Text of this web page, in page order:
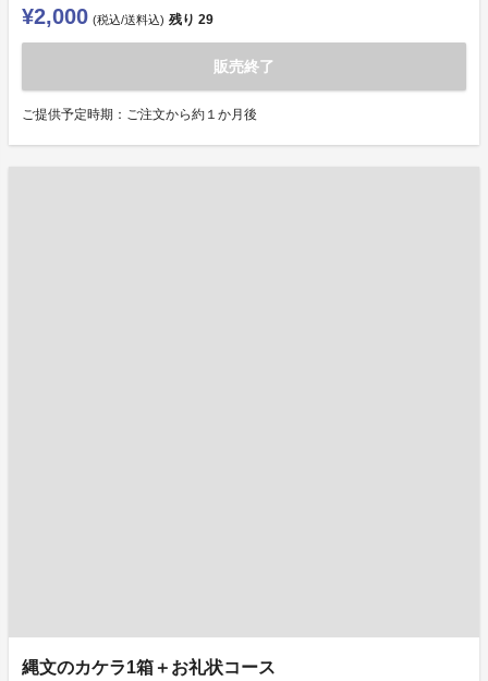
¥2,000 (税込/送料込) 残り 29
販売終了
ご提供予定時期：ご注文から約１か月後
縄文のカケラ1箱＋お礼状コース